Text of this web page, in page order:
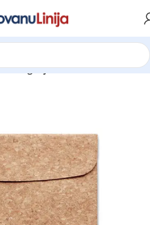
kategorijos